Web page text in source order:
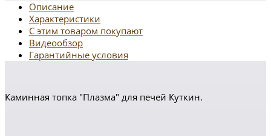
Описание
Характеристики
С этим товаром покупают
Видеообзор
Гарантийные условия
Каминная топка "Плазма" для печей Куткин.